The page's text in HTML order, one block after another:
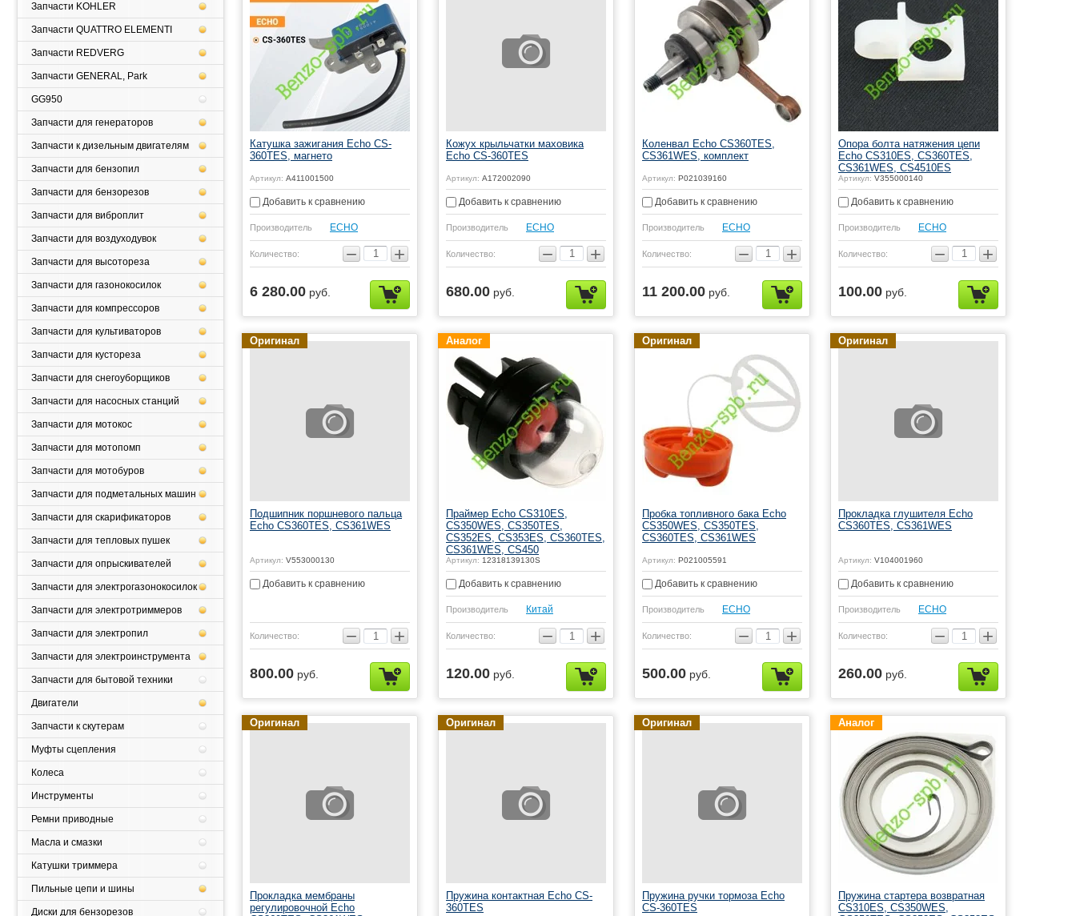
Катушка зажигания Echo CS-
360TES, магнето
Артикул: A411001500
Добавить к сравнению
Производитель ЕСНО
Количество: − +
6 280.00 руб.
Кожух крыльчатки маховика
Echo CS-360TES
Артикул: A172002090
Добавить к сравнению
Производитель ЕСНО
Количество: − +
680.00 руб.
Коленвал Echo CS360TES,
CS361WES, комплект
Артикул: P021039160
Добавить к сравнению
Производитель ЕСНО
Количество: − +
11 200.00 руб.
Опора болта натяжения цепи
Echo CS310ES, CS360TES,
CS361WES, CS4510ES
Артикул: V355000140
Добавить к сравнению
Производитель ЕСНО
Количество: − +
100.00 руб.
Купить
Оригинал
Подшипник поршневого пальца
Echo CS360TES, CS361WES
Артикул: V553000130
Добавить к сравнению
Количество: − +
800.00 руб.
Аналог
Праймер Echo CS310ES,
CS350WES, CS350TES,
CS352ES, CS353ES, CS360TES,
CS361WES, CS450
Артикул: 12318139130S
Добавить к сравнению
Производитель Китай
Количество: − +
120.00 руб.
Оригинал
Пробка топливного бака Echo
CS350WES, CS350TES,
CS360TES, CS361WES
Артикул: P021005591
Добавить к сравнению
Производитель ЕСНО
Количество: − +
500.00 руб.
Оригинал
Прокладка глушителя Echo
CS360TES, CS361WES
Артикул: V104001960
Добавить к сравнению
Производитель ЕСНО
Количество: − +
260.00 руб.
Купить
Оригинал
Прокладка мембраны
регулировочной Echo
Оригинал
Пружина контактная Echo CS-
360TES
Оригинал
Пружина ручки тормоза Echo
CS-360TES
Аналог
Пружина стартера возвратная
CS310ES, CS350WES,
Запчасти KOHLER
Запчасти QUATTRO ELEMENTI
Запчасти REDVERG
Запчасти GENERAL, Park
GG950
Запчасти для генераторов
Запчасти к дизельным двигателям
Запчасти для бензопил
Запчасти для бензорезов
Запчасти для виброплит
Запчасти для воздуходувок
Запчасти для высотореза
Запчасти для газонокосилок
Запчасти для компрессоров
Запчасти для культиваторов
Запчасти для кустореза
Запчасти для снегоуборщиков
Запчасти для насосных станций
Запчасти для мотокос
Запчасти для мотопомп
Запчасти для мотобуров
Запчасти для подметальных машин
Запчасти для скарификаторов
Запчасти для тепловых пушек
Запчасти для опрыскивателей
Запчасти для электрогазонокосилок
Запчасти для электротриммеров
Запчасти для электропил
Запчасти для электроинструмента
Запчасти для бытовой техники
Двигатели
Запчасти к скутерам
Муфты сцепления
Колеса
Инструменты
Ремни приводные
Масла и смазки
Катушки триммера
Пильные цепи и шины
Диски для бензорезов